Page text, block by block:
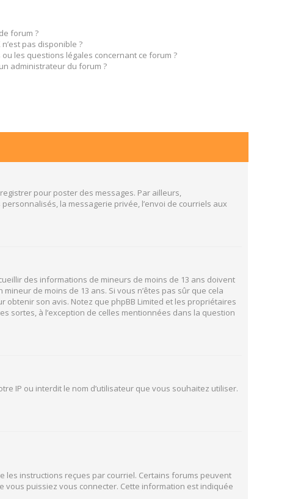
forum ?
pas disponible ?
les questions légales concernant ce forum ?
administrateur du forum ?
pour poster des messages. Par ailleurs,
la messagerie privée, l’envoi de courriels aux
des informations de mineurs de moins de 13 ans doivent
de moins de 13 ans. Si vous n’êtes pas sûr que cela
obtenir son avis. Notez que phpBB Limited et les propriétaires
sortes, à l’exception de celles mentionnées dans la question
IP ou interdit le nom d’utilisateur que vous souhaitez utiliser.
les instructions reçues par courriel. Certains forums peuvent
puissiez vous connecter. Cette information est indiquée